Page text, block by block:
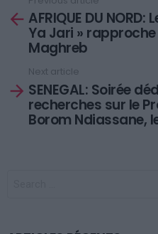
moreAFRIQUE DU
Ya Jari »
Maghreb
Next article
SENEGAL: Soirée
recherches sur le
Borom Ndiassane,